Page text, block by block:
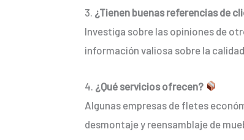
3. ¿Tienen buenas referencias de
Investiga sobre las opiniones de
información valiosa sobre la
4. ¿Qué servicios ofrecen?
Algunas empresas de fletes
desmontaje y reensamblaje de